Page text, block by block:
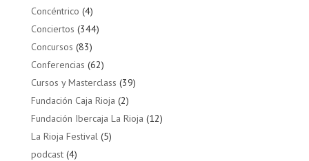
Concéntrico (4)
Conciertos (344)
Concursos (83)
Conferencias (62)
Cursos y Masterclass (39)
Fundación Caja Rioja (2)
Fundación Ibercaja La Rioja (12)
La Rioja Festival(5)
podcast(4)